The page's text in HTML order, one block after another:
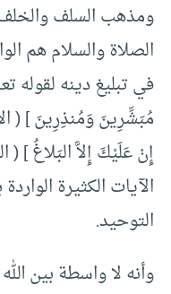
ومذهب السلف والخلف
الصلاة والسلام هم
في تبليغ دينه لقوله
الآيات الكثيرة
التوحيد.
وأنه لا واسطة بين